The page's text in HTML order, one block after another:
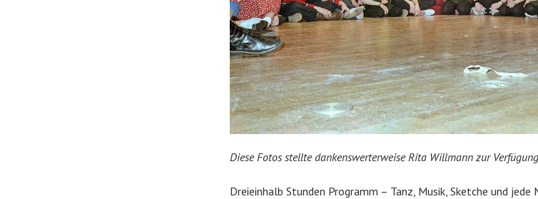
Diese Fotos stellte dankenswerterweise Rita Willmann zur
Dreieinhalb Stunden Programm – Tanz, Musik, Sketche und